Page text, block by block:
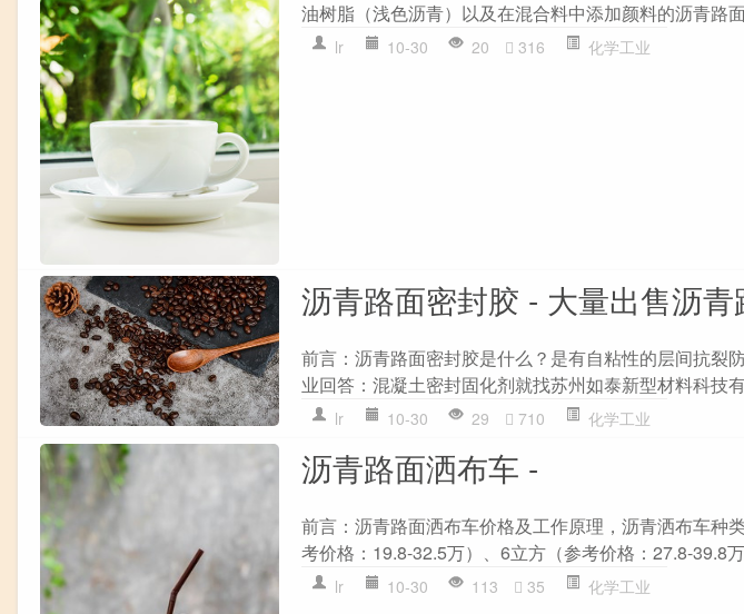
油树脂（浅色沥青）以及在混合料中添加颜料的沥青路
lr 10-30 20 316 化学工业
沥青路面密封胶 - 大量出售沥
前言：沥青路面密封胶是什么？是有自粘性的层间抗裂
业回答：混凝土密封固化剂就找苏州如泰新型材料科技
lr 10-30 29 710 化学工业
沥青路面洒布车 -
前言：沥青路面洒布车价格及工作原理，沥青洒布车种
考价格：19.8-32.5万）、6立方（参考价格：27.8-39.8
lr 10-30 113 35 化学工业